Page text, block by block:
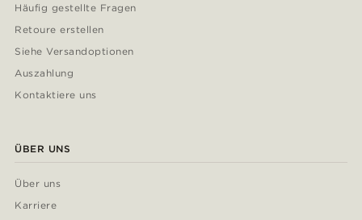
Häufig gestellte Fragen
Retoure erstellen
Siehe Versandoptionen
Auszahlung
Kontaktiere uns
ÜBER UNS
Über uns
Karriere